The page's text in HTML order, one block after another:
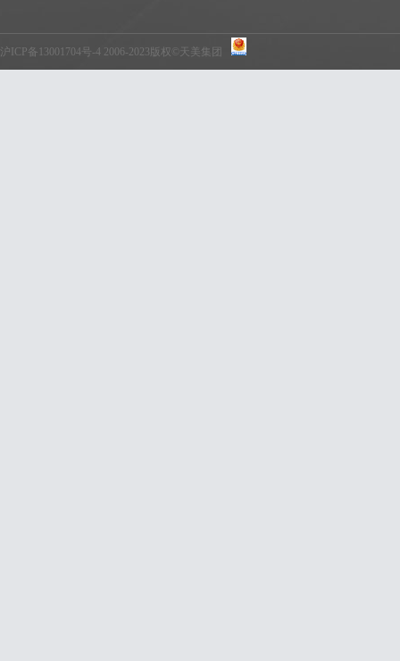
沪ICP备13001704号-4 2006-2023版权©天美集团